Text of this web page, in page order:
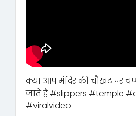
क्या आप मंदिर की चौखट पर
जाते है #slippers #temple
#viralvideo